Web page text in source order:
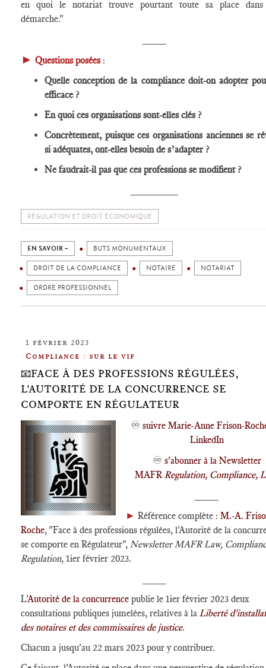
en quoi le notariat trouve pourtant toute sa place dans
démarche."
► Questions posées:
Quelle conception de la compliance doit-on adopter
efficace ?
En quoi ces organisations sont-elles clés ?
Concrètement, puisque ces organisations anciennes se
si adéquates, ont-elles besoin de s’adapter ?
Ne faudrait-il pas que ces professions se modifient ?
RÉGULATION ET DROIT ÉCONOMIQUE
EN SAVOIR + BUTS MONUMENTAUX
DROIT DE LA COMPLIANCE NOTAIRE NOTARIAT
ORDRE PROFESSIONNEL
1 février 2023
Compliance : sur le vif
📧FACE À DES PROFESSIONS RÉGULÉES,
L'AUTORITÉ DE LA CONCURRENCE SE
COMPORTE EN RÉGULATEUR
♾️ suivre Marie-Anne Frison-
LinkedIn
♾️ s'abonner à la Newsletter
MAFRRegulation, Compliance,
► Référence complète : M.-A.
Roche, "Face à des professions régulées, l'Autorité de la
se comporte en Régulateur", Newsletter MAFR Law,
Regulation, 1ier février 2023.
L'Autorité de la concurrence publie le 1ier février 2023 deux
consultations publiques jumelées, relatives à la Liberté
des notaires et des commissaires de justice.
Chacun a jusqu'au 22 mars 2023 pour y contribuer.